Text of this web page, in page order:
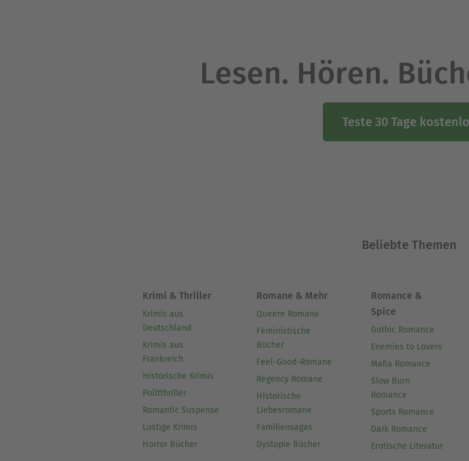
Lesen. Hören.
Teste 30 Tage
Beliebte Themen
Krimi & Thriller
Krimis aus
Deutschland
Krimis aus
Frankreich
Historische Krimis
Politthriller
Romantic Suspense
Lustige Krimis
Horror Bücher
Romane & Mehr
Queere Romane
Feministische
Bücher
Feel-Good-Romane
Regency Romane
Historische
Liebesromane
Familiensagas
Dystopie Bücher
Romance &
Spice
Gothic Romance
Enemies to Lovers
Mafia Romance
Slow Burn
Romance
Sports Romance
Dark Romance
Erotische Literatur